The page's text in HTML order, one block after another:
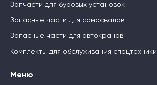
Запчасти для буровых установок
Запасные части для самосвалов
Запасные части для автокранов
Комплекты для обслуживания спецтехники
Меню